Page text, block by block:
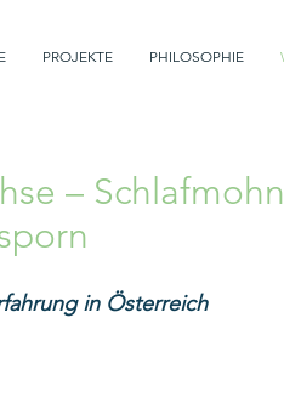
PROJEKTE PHILOSOPHIE
–
in Österreich